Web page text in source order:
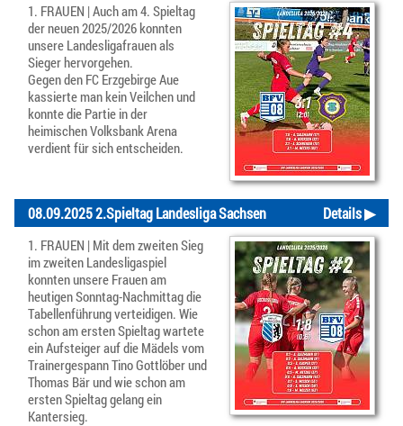
1. FRAUEN | Auch am 4. Spieltag
der neuen 2025/2026 konnten
unsere Landesligafrauen als
Sieger hervorgehen.
Gegen den FC Erzgebirge Aue
kassierte man kein Veilchen und
konnte die Partie in der
heimischen Volksbank Arena
verdient für sich entscheiden.
Details ▶
08.09.2025 2.Spieltag Landesliga Sachsen
1. FRAUEN | Mit dem zweiten Sieg
im zweiten Landesligaspiel
konnten unsere Frauen am
heutigen Sonntag-Nachmittag die
Tabellenführung verteidigen. Wie
schon am ersten Spieltag wartete
ein Aufsteiger auf die Mädels vom
Trainergespann Tino Gottlöber und
Thomas Bär und wie schon am
ersten Spieltag gelang ein
Kantersieg.